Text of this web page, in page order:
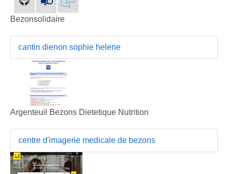
Bezonsolidaire
cantin dienon sophie helene
Argenteuil Bezons Dietetique Nutrition
centre d'imagerie medicale de bezons